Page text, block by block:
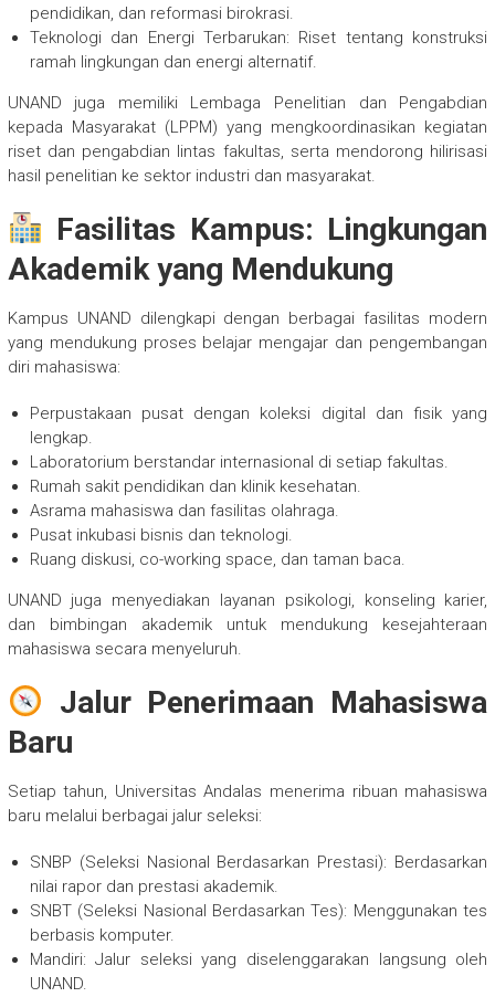
pendidikan, dan reformasi birokrasi.
Teknologi dan Energi Terbarukan: Riset tentang konstruksi
ramah lingkungan dan energi alternatif.
UNAND juga memiliki Lembaga Penelitian dan Pengabdian
kepada Masyarakat (LPPM) yang mengkoordinasikan kegiatan
riset dan pengabdian lintas fakultas, serta mendorong hilirisasi
hasil penelitian ke sektor industri dan masyarakat.
Fasilitas Kampus: Lingkungan
Akademik yang Mendukung
Kampus UNAND dilengkapi dengan berbagai fasilitas modern
yang mendukung proses belajar mengajar dan pengembangan
diri mahasiswa:
Perpustakaan pusat dengan koleksi digital dan fisik yang
lengkap.
Laboratorium berstandar internasional di setiap fakultas.
Rumah sakit pendidikan dan klinik kesehatan.
Asrama mahasiswa dan fasilitas olahraga.
Pusat inkubasi bisnis dan teknologi.
Ruang diskusi, co-working space, dan taman baca.
UNAND juga menyediakan layanan psikologi, konseling karier,
dan bimbingan akademik untuk mendukung kesejahteraan
mahasiswa secara menyeluruh.
Jalur Penerimaan Mahasiswa
Baru
Setiap tahun, Universitas Andalas menerima ribuan mahasiswa
baru melalui berbagai jalur seleksi:
SNBP (Seleksi Nasional Berdasarkan Prestasi): Berdasarkan
nilai rapor dan prestasi akademik.
SNBT (Seleksi Nasional Berdasarkan Tes): Menggunakan tes
berbasis komputer.
Mandiri: Jalur seleksi yang diselenggarakan langsung oleh
UNAND.